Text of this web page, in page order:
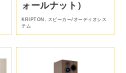
ォールナット）
KRIPTON , スピーカー/オーディオシス
テム